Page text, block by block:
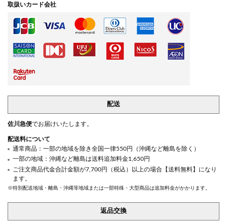
取扱いカード会社
配送
佐川急便でお届けいたします。
配送料について
通常商品：一部の地域を除き全国一律550円（沖縄など離島を除く）
一部の地域：沖縄など離島は送料追加料金1,650円
ご注文商品代金合計金額が7,700円（税込）以上の場合【送料無料】になり
ます。
※特別配送地域・離島・沖縄等地域または一部特殊・大型商品は追加料金がかかります。
返品交換